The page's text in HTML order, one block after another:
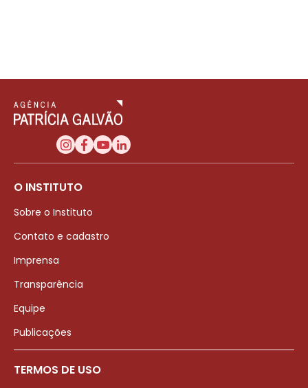
O INSTITUTO
Sobre o Instituto
Contato e cadastro
Imprensa
Transparência
Equipe
Publicações
TERMOS DE USO